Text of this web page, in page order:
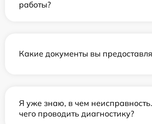
работы?
Какие документы вы
Я уже знаю, в чем
чего проводить диагностику?